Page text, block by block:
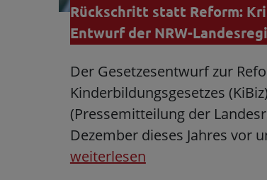
Rückschritt statt Reform:
Entwurf der NRW-
Der Gesetzesentwurf zur
Kinderbildungsgesetzes
(Pressemitteilung der
Dezember dieses Jahres vor
weiterlesen